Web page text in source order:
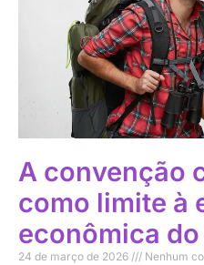
A convenção
como limite à
econômica
24 de março de 2026 Nenhum